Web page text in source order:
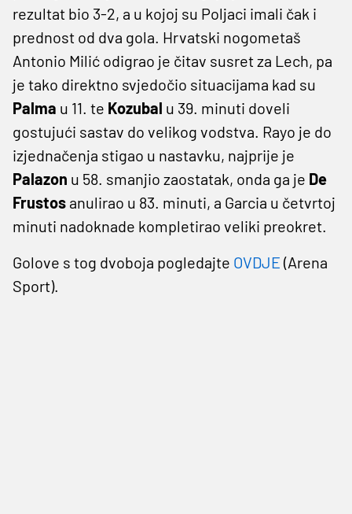
rezultat bio 3-2, a u kojoj su Poljaci imali čak i
prednost od dva gola. Hrvatski nogometaš
Antonio Milić odigrao je čitav susret za Lech, pa
je tako direktno svjedočio situacijama kad su
Palma u 11. te Kozubal u 39. minuti doveli
gostujući sastav do velikog vodstva. Rayo je do
izjednačenja stigao u nastavku, najprije je
Palazon u 58. smanjio zaostatak, onda ga je De
Frustos anulirao u 83. minuti, a Garcia u četvrtoj
minuti nadoknade kompletirao veliki preokret.
Golove s tog dvoboja pogledajte OVDJE (Arena
Sport).